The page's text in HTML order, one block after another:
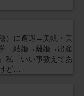
）に遭遇→美帆・美
学→結婚→離婚→出産
私「いい事教えてあ
ど…